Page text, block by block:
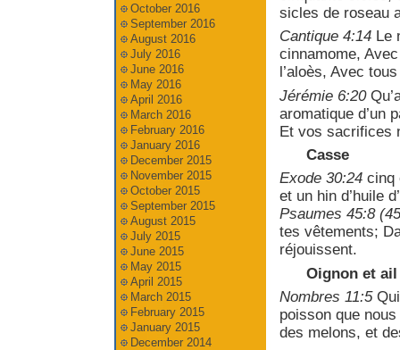
sicles de roseau
Cantique 4:14 Le
cinnamome,
l’aloès, Avec
Jérémie 6:20
aromatique d’un
Et vos sacrifices
Casse
Exode 30:24 cinq
et un hin d’huile
Psaumes 45:8
tes vêtements;
réjouissent.
Oignon et ail
Nombres 11:5Qui
poisson que
des melons, et
October 2016
September 2016
August 2016
July 2016
June 2016
May 2016
April 2016
March 2016
February 2016
January 2016
December 2015
November 2015
October 2015
September 2015
August 2015
July 2015
June 2015
May 2015
April 2015
March 2015
February 2015
January 2015
December 2014